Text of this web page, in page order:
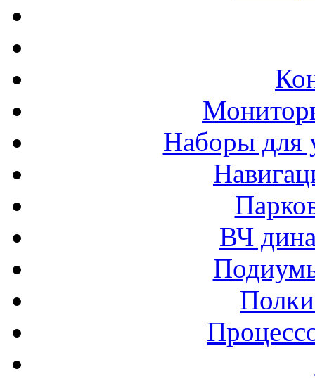
Наборы для
ВЧ